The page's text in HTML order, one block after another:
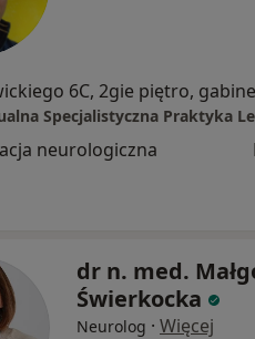
Specjalistyczna Praktyka
neurologiczna
dr n. med.
Świerkocka
Neurolog · Więcej